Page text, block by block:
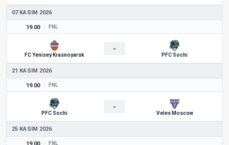
07 KASIM 2026
19.00 FNL
FC Yenisey Krasnoyarsk
-
PFC Sochi
21 KASIM 2026
19.00 FNL
PFC Sochi
-
Veles Moscow
25 KASIM 2026
19.00 FNL